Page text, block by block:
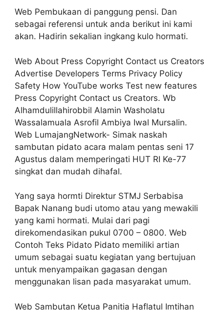
Web Pembukaan di panggung pensi. Dan
sebagai referensi untuk anda berikut ini kami
akan. Hadirin sekalian ingkang kulo hormati.
Web About Press Copyright Contact us Creators
Advertise Developers Terms Privacy Policy
Safety How YouTube works Test new features
Press Copyright Contact us Creators. Wb
Alhamdulillahirobbil Alamin Washolatu
Wassalamuala Asrofil Ambiya Iwal Mursalin.
Web LumajangNetwork- Simak naskah
sambutan pidato acara malam pentas seni 17
Agustus dalam memperingati HUT RI Ke-77
singkat dan mudah dihafal.
Yang saya hormti Direktur STMJ Serbabisa
Bapak Nanang budi utomo atau yang mewakili
yang kami hormati. Mulai dari pagi
direkomendasikan pukul 0700 – 0800. Web
Contoh Teks Pidato Pidato memiliki artian
umum sebagai suatu kegiatan yang bertujuan
untuk menyampaikan gagasan dengan
menggunakan lisan pada masyarakat umum.
Web Sambutan Ketua Panitia Haflatul Imtihan